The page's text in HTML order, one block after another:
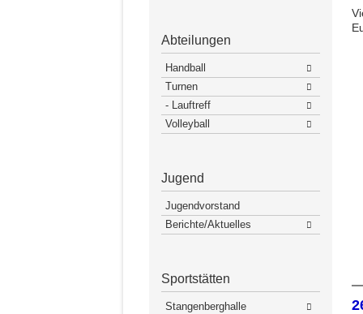
Abteilungen
Handball
Turnen
- Lauftreff
Volleyball
Jugend
Jugendvorstand
Berichte/Aktuelles
Sportstätten
Stangenberghalle